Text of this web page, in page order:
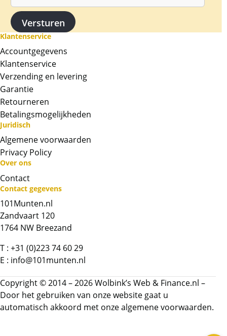
Neem contact op met op!
Chat met ons
Whatsapp ons!
Bel ons
Contactformulier
Klantenservice
Accountgegevens
Klantenservice
Verzending en levering
Garantie
Retourneren
Betalingsmogelijkheden
Juridisch
Algemene voorwaarden
Privacy Policy
Over ons
Contact
Contact gegevens
101Munten.nl
Zandvaart 120
1764 NW Breezand
T : +31 (0)223 74 60 29
E : info@101munten.nl
Copyright © 2014 – 2026 Wolbink’s Web & Finance.nl –
Door het gebruiken van onze website gaat u
automatisch akkoord met onzealgemene voorwaarden.